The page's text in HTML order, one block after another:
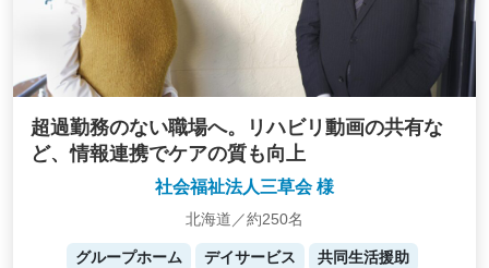
超過勤務のない職場へ。リハビリ動画の共有な
ど、情報連携でケアの質も向上
社会福祉法人三草会 様
北海道／約250名
グループホーム デイサービス
共同生活援助